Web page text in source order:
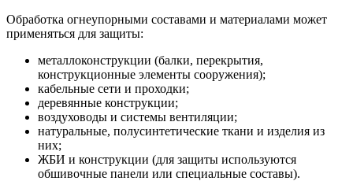
Обработка огнеупорными составами и материалами может
применяться для защиты:
металлоконструкции (балки, перекрытия,
конструкционные элементы сооружения);
кабельные сети и проходки;
деревянные конструкции;
воздуховоды и системы вентиляции;
натуральные, полусинтетические ткани и изделия из
них;
ЖБИ и конструкции (для защиты используются
обшивочные панели или специальные составы).